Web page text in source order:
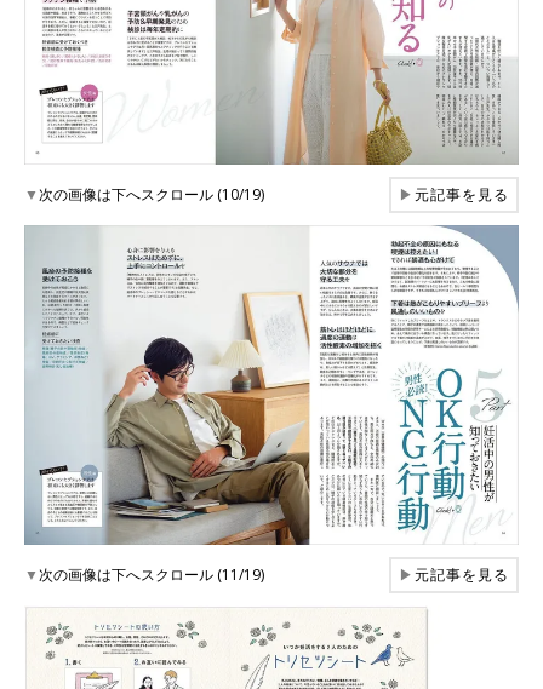
▼次の画像は下へスクロール (10/19) ▶元記事を見る
▼次の画像は下へスクロール (11/19) ▶元記事を見る